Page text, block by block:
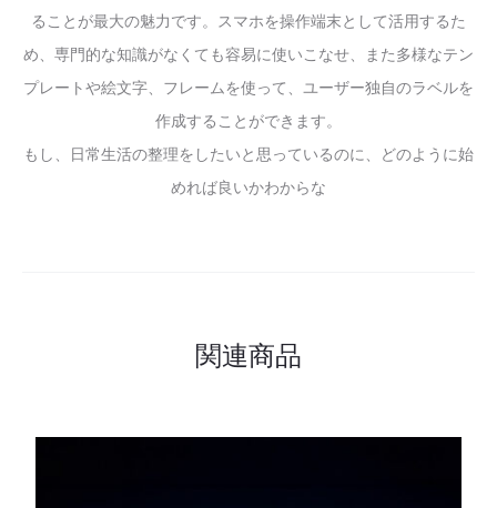
ることが最大の魅力です。スマホを操作端末として活用するた
め、専門的な知識がなくても容易に使いこなせ、また多様なテン
プレートや絵文字、フレームを使って、ユーザー独自のラベルを
作成することができます。
もし、日常生活の整理をしたいと思っているのに、どのように始
めれば良いかわからな
関連商品